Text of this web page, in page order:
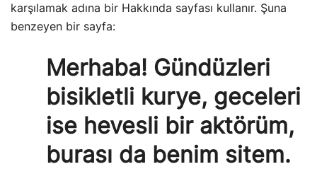
karşılamak adına bir Hakkında sayfası kullanır. Şuna
benzeyen bir sayfa:
Merhaba! Gündüzleri
bisikletli kurye, geceleri
ise hevesli bir aktörüm,
burası da benim sitem.